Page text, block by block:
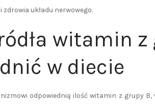
układu nerwowego.
witamin
w diecie
odpowiednią ilość witamin z grupy